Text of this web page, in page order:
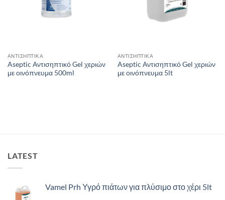
ΑΝΤΙΣΗΠΤΙΚΑ
Aseptic Αντισηπτικό Gel χεριών
με οινόπνευμα 500ml
ΑΝΤΙΣΗΠΤΙΚΑ
Aseptic Αντισηπτικό Gel χεριών
με οινόπνευμα 5lt
LATEST
Vamel Prh Υγρό πιάτων για πλύσιμο στο χέρι 5lt